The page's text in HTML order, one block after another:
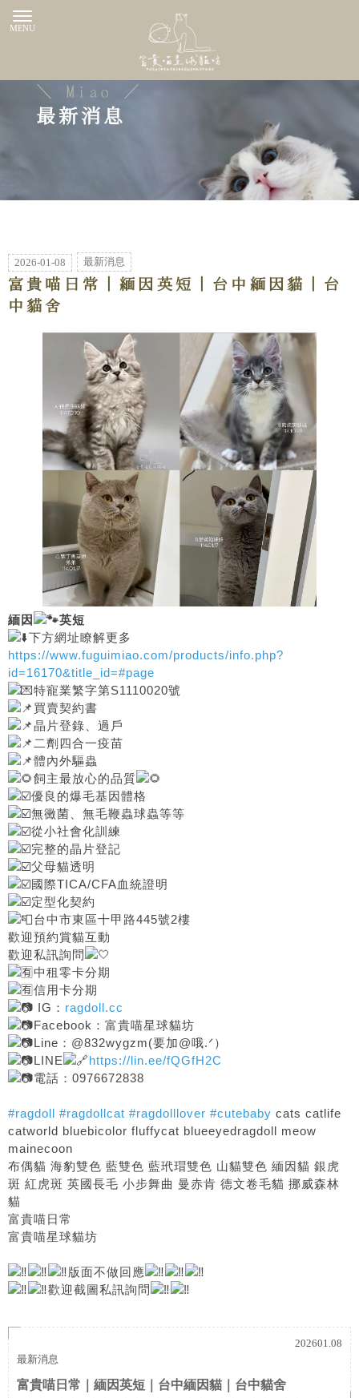
最新消息
2026-01-08 最新消息
富貴喵日常｜緬因英短｜台中緬因貓｜台
中貓舍
緬因
英短
下方網址瞭解更多
https://www.fuguimiao.com/products/info.php?
id=16170&title_id=#page
特寵業繁字第S1110020號
買賣契約書
晶片登錄、過戶
二劑四合一疫苗
體內外驅蟲
飼主最放心的品質
優良的爆毛基因體格
無黴菌、無毛鞭蟲球蟲等等
從小社會化訓練
完整的晶片登記
父母貓透明
國際TICA/CFA血統證明
定型化契約
台中市東區十甲路445號2樓
歡迎預約賞貓互動
歡迎私訊詢問
中租零卡分期
信用卡分期
IG： ragdoll.cc
Facebook：富貴喵星球貓坊
Line：@832wygzm(要加@哦.ᐟ）
LINE
https://lin.ee/fQGfH2C
電話：0976672838
#ragdoll #ragdollcat #ragdolllover #cutebaby cats catlife
catworld bluebicolor fluffycat blueeyedragdoll meow
mainecoon
布偶貓 海豹雙色 藍雙色 藍玳瑁雙色 山貓雙色 緬因貓 銀虎
斑 紅虎斑 英國長毛 小步舞曲 曼赤肯 德文卷毛貓 挪威森林
貓
富貴喵日常
富貴喵星球貓坊
版面不做回應
歡迎截圖私訊詢問
202601.08
最新消息
富貴喵日常｜緬因英短｜台中緬因貓｜台中貓舍